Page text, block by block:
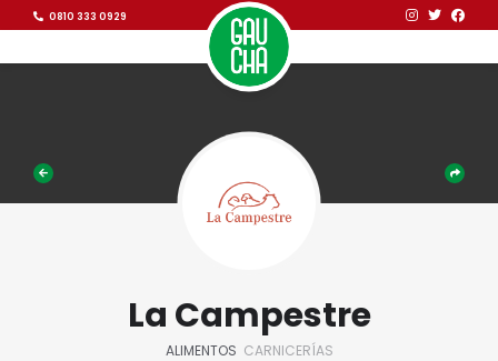
0810 333 0929
La Campestre
ALIMENTOS CARNICERÍAS